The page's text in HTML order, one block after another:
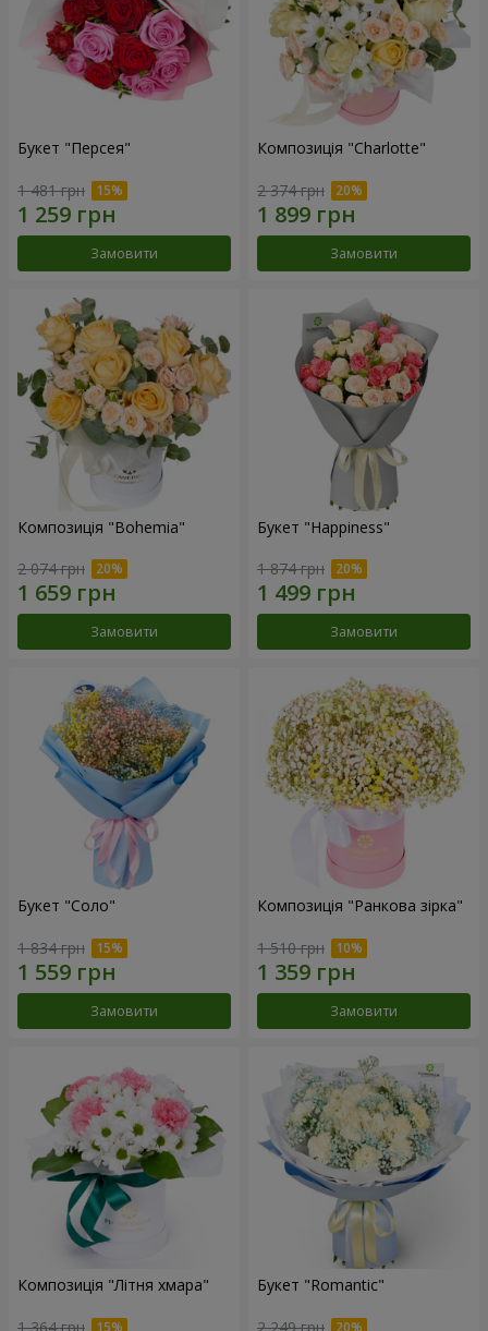
Букет "Персея"
1 481 грн
Замовити
Композиція "Charlotte"
2 374 грн
Замовити
Композиція "Bohemia"
2 074 грн
Замовити
Букет "Happiness"
1 874 грн
Замовити
Букет "Соло"
1 834 грн
Замовити
Композиція "Ранкова зірка"
1 510 грн
Замовити
Композиція "Літня хмара"
1 364 грн
Букет "Romantic"
2 249 грн